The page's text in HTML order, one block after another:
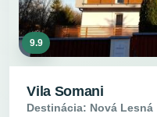
9.9
Vila Somani
Destinácia: Nová Lesná